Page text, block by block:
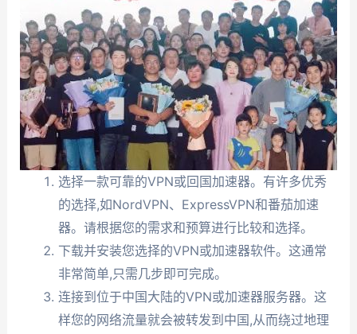
选择一款可靠的VPN或回国加速器。有许多优秀
的选择,如NordVPN、ExpressVPN和番茄加速
器。请根据您的需求和预算进行比较和选择。
下载并安装您选择的VPN或加速器软件。这通常
非常简单,只需几步即可完成。
连接到位于中国大陆的VPN或加速器服务器。这
样您的网络流量就会被转发到中国,从而绕过地理